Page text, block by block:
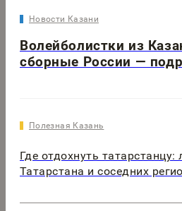
Новости Казани
Волейболистки из
сборные России —
Полезная Казань
Где отдохнуть
Татарстана и соседних